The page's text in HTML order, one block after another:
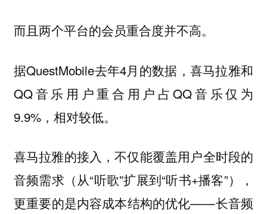
而且两个平台的会员重合度并不高。
据QuestMobile去年4月的数据，喜马拉雅和
QQ音乐用户重合用户占QQ音乐仅为
9.9%，相对较低。
喜马拉雅的接入，不仅能覆盖用户全时段的
音频需求（从“听歌”扩展到“听书+播客”），
更重要的是内容成本结构的优化——长音频